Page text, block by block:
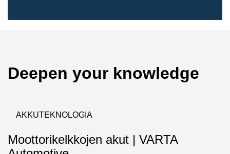
Deepen your knowledge
AKKUTEKNOLOGIA
Moottorikelkkojen akut | VARTA